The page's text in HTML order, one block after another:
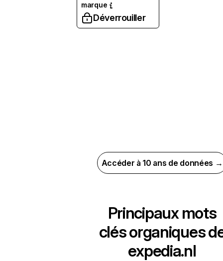
marque
Déverrouiller
Accéder à 10 ans de données →
Principaux mots
clés organiques
expedia.nl